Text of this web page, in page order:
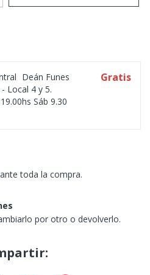
Deán Funes
Local 4 y 5.
Sáb 9.30
Gratis
toda la compra.
por otro o devolverlo.